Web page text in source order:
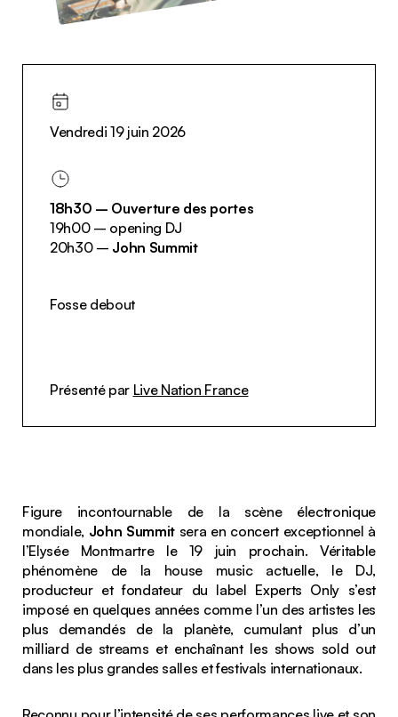
Figure incontournable de la scène électronique
mondiale, John Summit sera en concert exceptionnel à
l’Elysée Montmartre le 19 juin prochain. Véritable
phénomène de la house music actuelle, le DJ,
producteur et fondateur du label Experts Only s’est
imposé en quelques années comme l’un des artistes les
plus demandés de la planète, cumulant plus d’un
milliard de streams et enchaînant les shows sold out
dans les plus grandes salles et festivals internationaux.
Vendredi 19 juin 2026
18h30 – Ouverture des portes
19h00 – opening DJ
20h30 – John Summit
Fosse debout
Présenté par Live Nation France